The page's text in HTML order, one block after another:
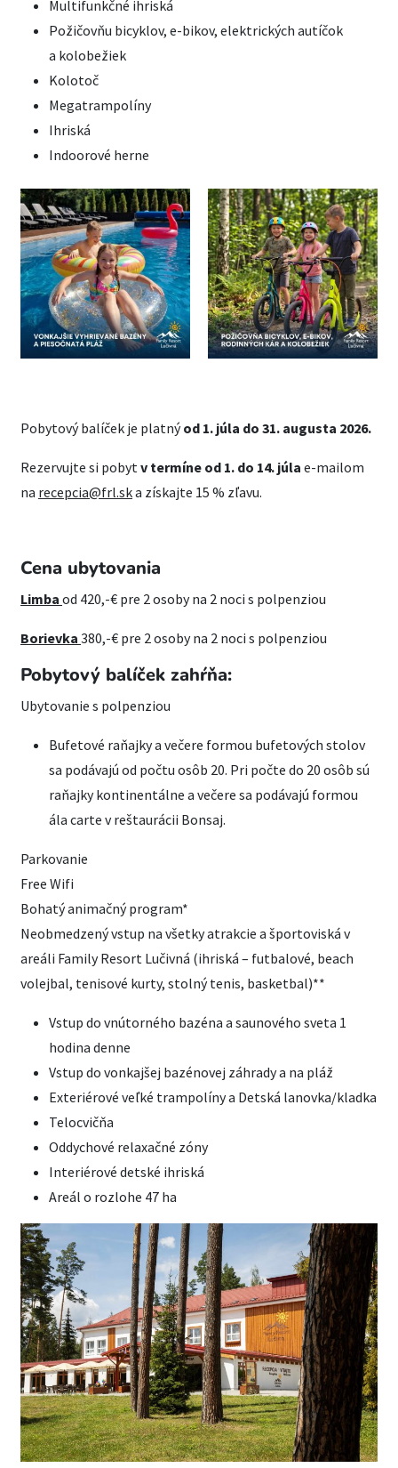
Multifunkčné ihriská
Požičovňu bicyklov, e-bikov, elektrických autíčok
a kolobežiek
Kolotoč
Megatrampolíny
Ihriská
Indoorové herne
Pobytový balíček je platnýod 1. júla do 31. augusta 2026.
Rezervujte si pobytv termíne od 1. do 14. júla e-mailom
na recepcia@frl.ska získajte 15 % zľavu.
Cena ubytovania
Limba od 420,-€ pre 2 osoby na 2 noci s polpenziou
Borievka 380,-€ pre 2 osoby na 2 noci s polpenziou
Pobytový balíček zahŕňa:
Ubytovanie s polpenziou
Bufetové raňajky a večere formou bufetových stolov
sa podávajú od počtu osôb 20. Pri počte do 20 osôb sú
raňajky kontinentálne a večere sa podávajú formou
ála carte v reštaurácii Bonsaj.
Parkovanie
Free Wifi
Bohatý animačný program*
Neobmedzený vstup na všetky atrakcie a športoviská v
areáli Family Resort Lučivná (ihriská – futbalové, beach
volejbal, tenisové kurty, stolný tenis, basketbal)**
Vstup do vnútorného bazéna a saunového sveta 1
hodina denne
Vstup do vonkajšej bazénovej záhrady a na pláž
Exteriérové veľké trampolíny a Detská lanovka/kladka
Telocvičňa
Oddychové relaxačné zóny
Interiérové detské ihriská
Areál o rozlohe 47 ha